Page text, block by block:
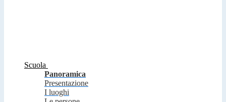
Scuola
Panoramica
Presentazione
I luoghi